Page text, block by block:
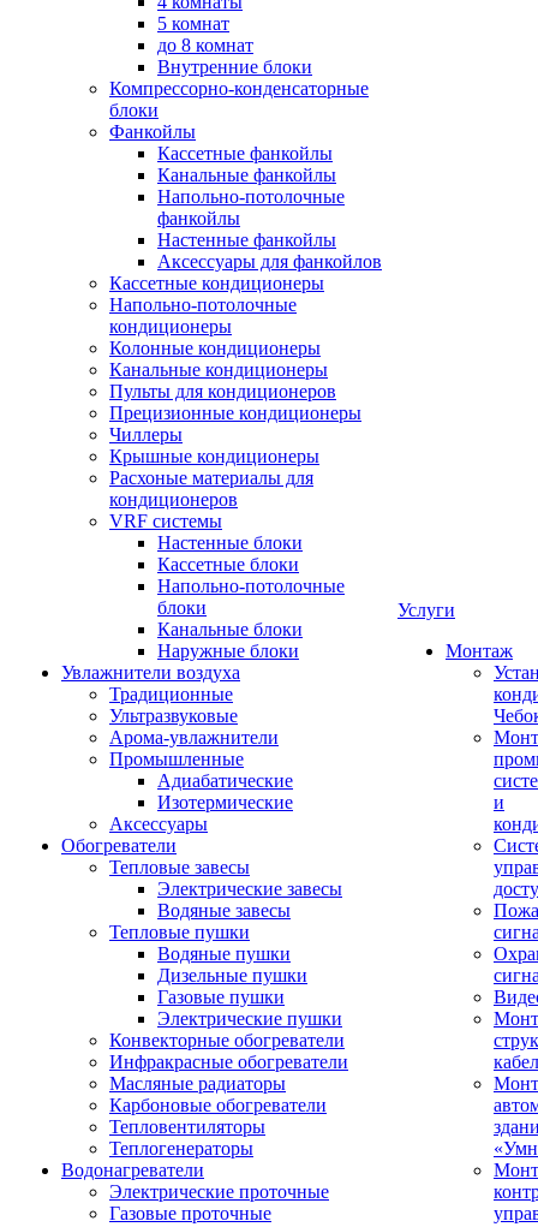
5 комнат
до 8 комнат
Внутренние блоки
Компрессорно-конденсаторные
блоки
Фанкойлы
Кассетные фанкойлы
Канальные фанкойлы
Напольно-потолочные
фанкойлы
Настенные фанкойлы
Аксессуары для фанкойлов
Кассетные кондиционеры
Напольно-потолочные
кондиционеры
Колонные кондиционеры
Канальные кондиционеры
Пульты для кондиционеров
Прецизионные кондиционеры
Чиллеры
Крышные кондиционеры
Расхоные материалы для
кондиционеров
VRF системы
Настенные блоки
Кассетные блоки
Напольно-потолочные
блоки
Канальные блоки
Наружные блоки
Увлажнители воздуха
Традиционные
Ультразвуковые
Арома-увлажнители
Промышленныe
Адиабатические
Изотермические
Аксессуары
Обогреватели
Тепловые завесы
Электрические завесы
Водяные завесы
Тепловые пушки
Водяные пушки
Дизельные пушки
Газовые пушки
Электрические пушки
Конвекторные обогреватели
Инфракрасные обогреватели
Масляные радиаторы
Карбоновые обогреватели
Тепловентиляторы
Теплогенераторы
Водонагреватели
Электрические проточные
Газовые проточные
Услуги
Монтаж
и